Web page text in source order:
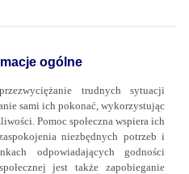
ogólne
trudnych sytuacji
sami ich pokonać, wykorzystując
Pomoc społeczna wspiera ich
niezbędnych potrzeb i
odpowiadających godności
jest także zapobieganie